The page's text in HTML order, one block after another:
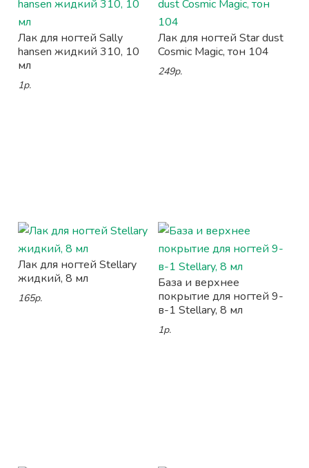
Лак для ногтей Sally
hansen жидкий 310, 10
мл
1р.
Лак для ногтей Star dust
Cosmic Magic, тон 104
249р.
Лак для ногтей Stellary
жидкий, 8 мл
165р.
База и верхнее
покрытие для ногтей 9-
в-1 Stellary, 8 мл
1р.